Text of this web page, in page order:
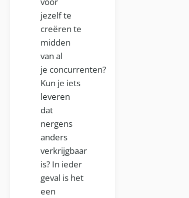
jezelf te
creëren te
midden
van al
je concurrenten?
Kun je iets
leveren
dat
nergens
anders
verkrijgbaar
is? In ieder
geval is het
een